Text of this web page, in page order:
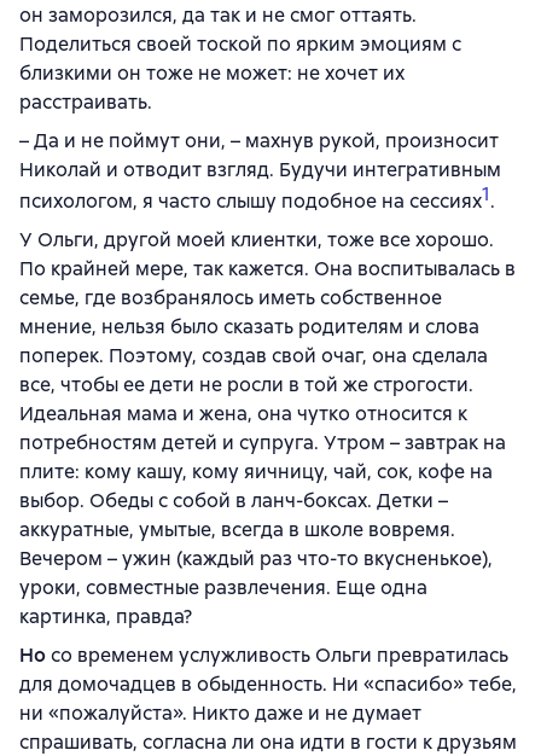
он заморозился, да так и не смог оттаять.
Поделиться своей тоской по ярким эмоциям с
близкими он тоже не может: не хочет их
расстраивать.
– Да и не поймут они, – махнув рукой, произносит
Николай и отводит взгляд. Будучи интегративным
психологом, я часто слышу подобное на сессиях1.
У Ольги, другой моей клиентки, тоже все хорошо.
По крайней мере, так кажется. Она воспитывалась в
семье, где возбранялось иметь собственное
мнение, нельзя было сказать родителям и слова
поперек. Поэтому, создав свой очаг, она сделала
все, чтобы ее дети не росли в той же строгости.
Идеальная мама и жена, она чутко относится к
потребностям детей и супруга. Утром – завтрак на
плите: кому кашу, кому яичницу, чай, сок, кофе на
выбор. Обеды с собой в ланч-боксах. Детки –
аккуратные, умытые, всегда в школе вовремя.
Вечером – ужин (каждый раз что-то вкусненькое),
уроки, совместные развлечения. Еще одна
картинка, правда?
Носо временем услужливость Ольги превратилась
для домочадцев в обыденность. Ни «спасибо» тебе,
ни «пожалуйста». Никто даже и не думает
спрашивать, согласна ли она идти в гости к друзьям